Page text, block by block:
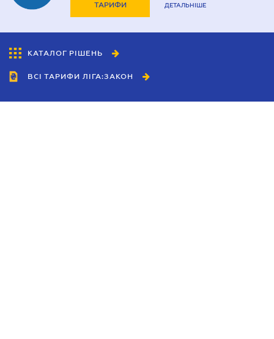
ТАРИФИ ДЕТАЛЬНІШЕ
КАТАЛОГ РІШЕНЬ
ВСІ ТАРИФИ ЛІГА:ЗАКОН